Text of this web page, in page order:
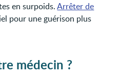
en surpoids.Arrêter de
pour une guérison plus
médecin ?